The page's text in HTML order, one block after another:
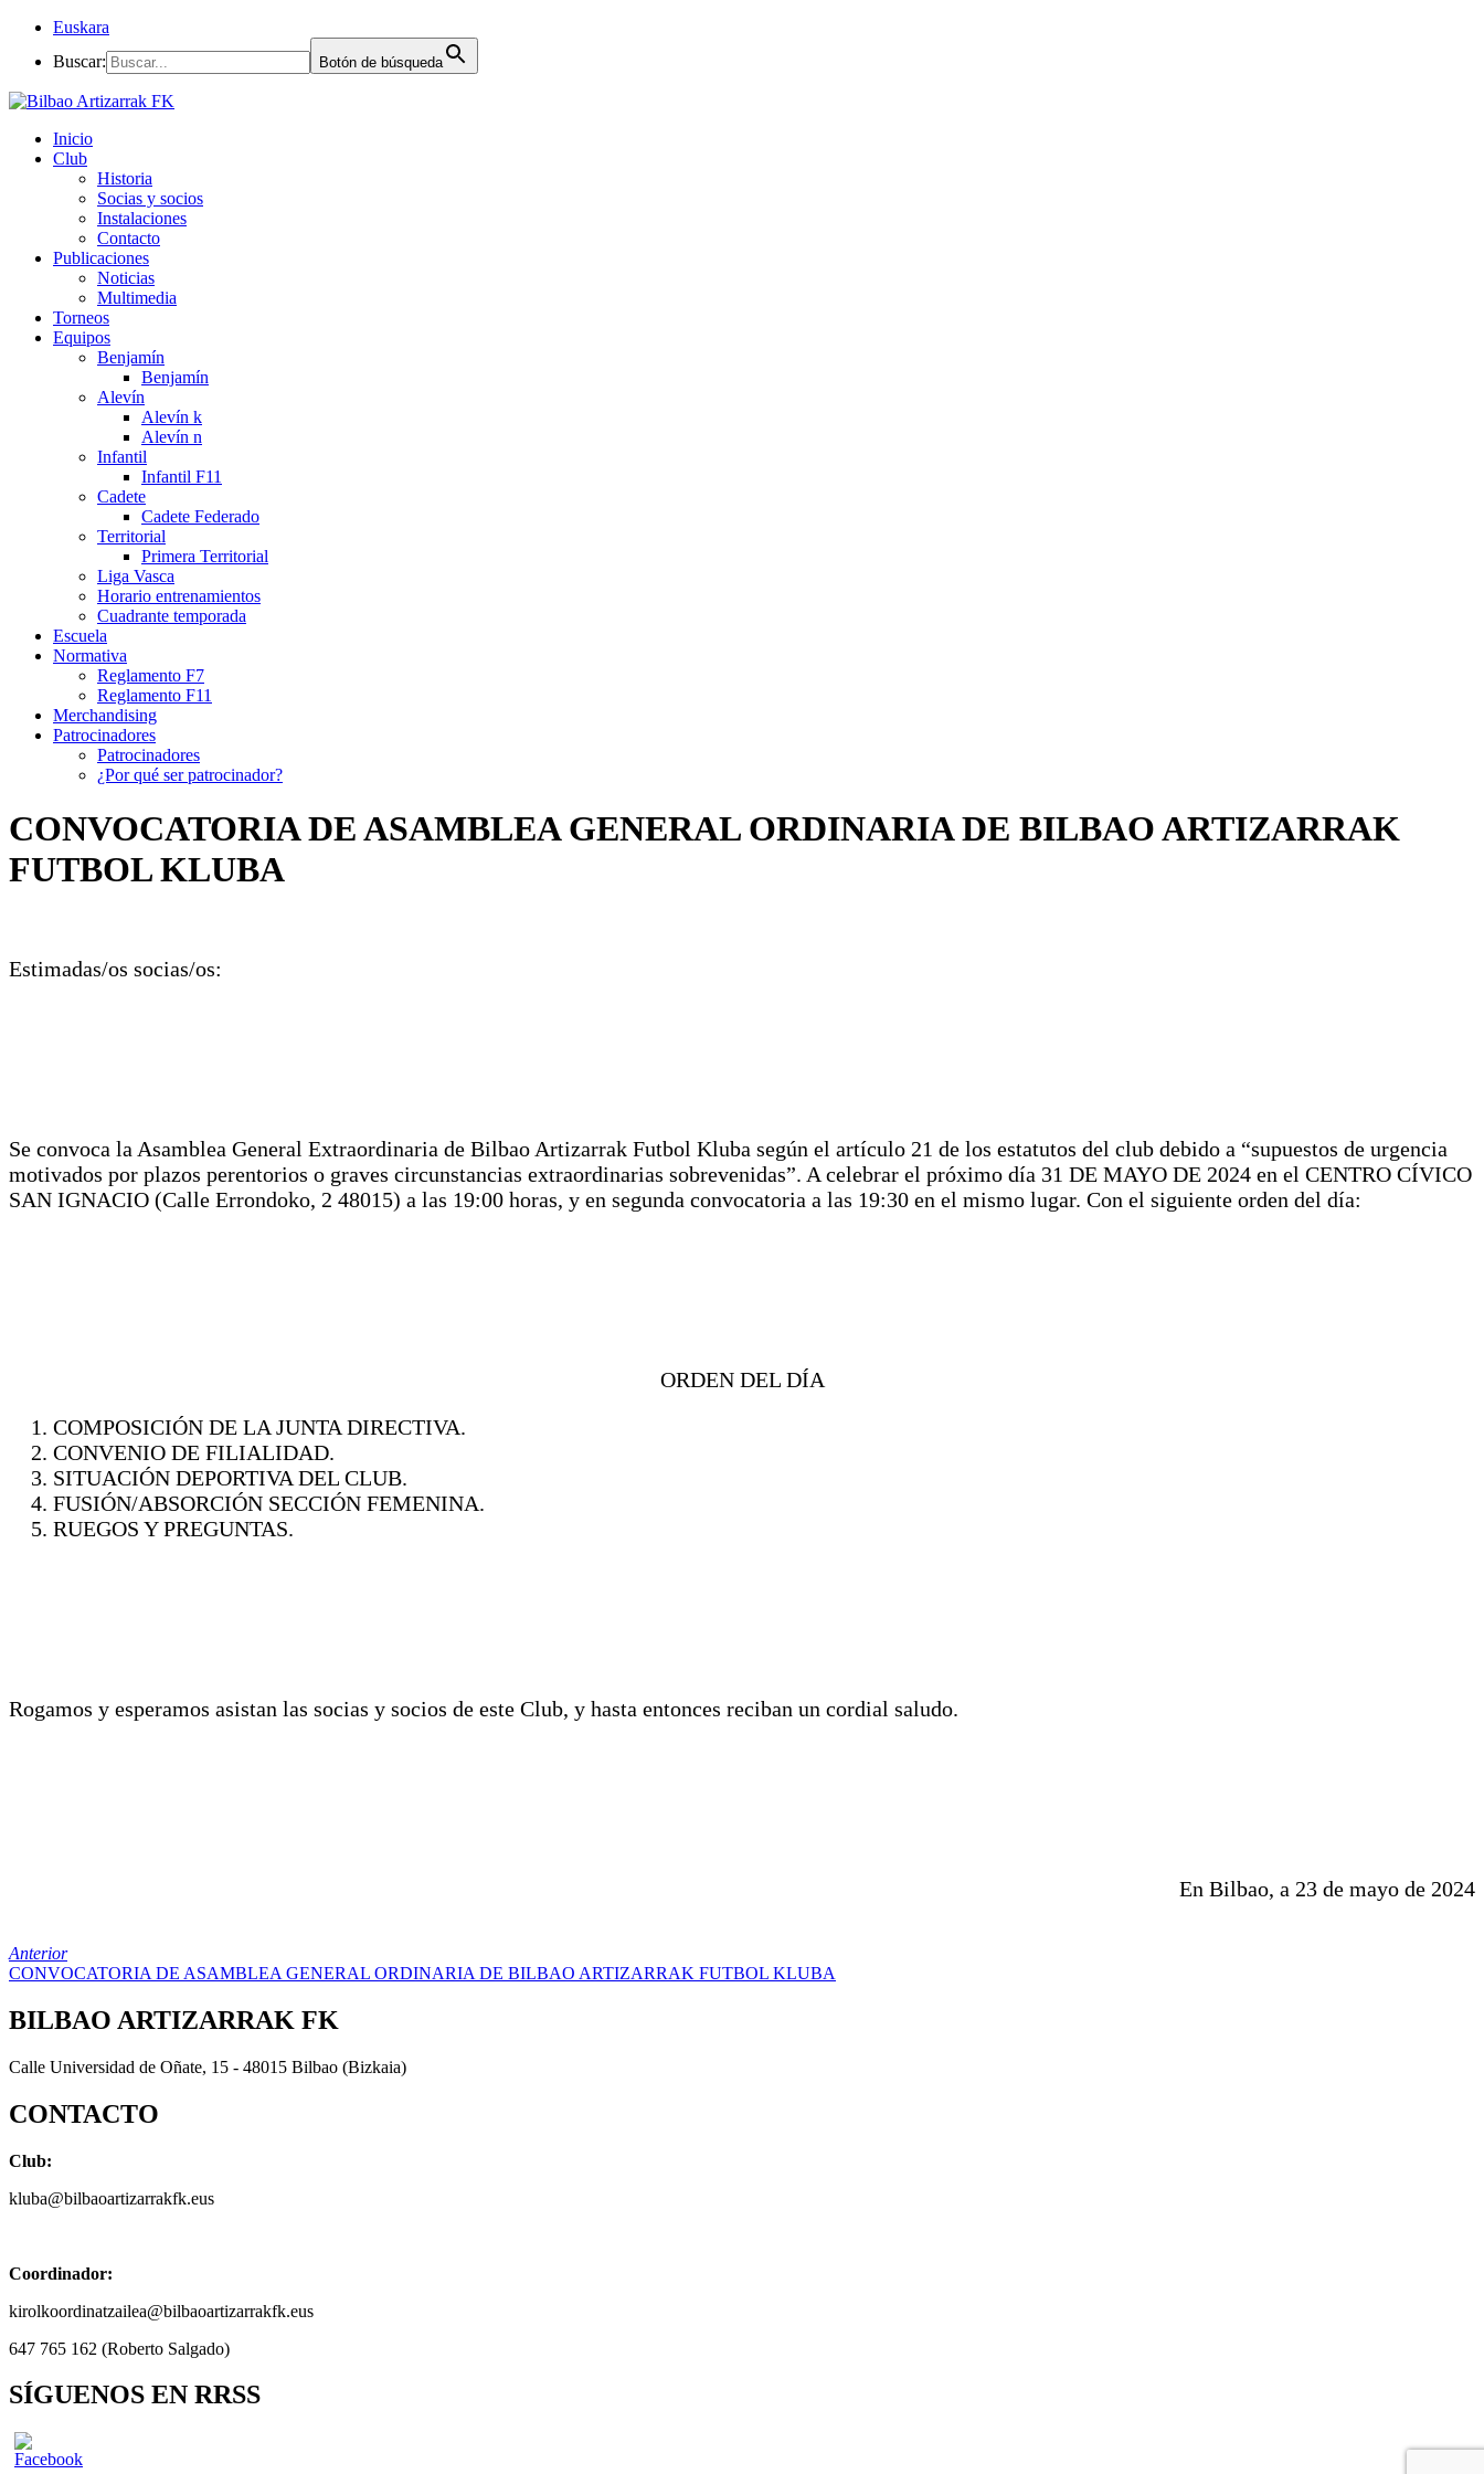
Euskara
Buscar:
Botón de búsqueda
Inicio
Club
Historia
Socias y socios
Instalaciones
Contacto
Publicaciones
Noticias
Multimedia
Torneos
Equipos
Benjamín
Benjamín
Alevín
Alevín k
Alevín n
Infantil
Infantil F11
Cadete
Cadete Federado
Territorial
Primera Territorial
Liga Vasca
Horario entrenamientos
Cuadrante temporada
Escuela
Normativa
Reglamento F7
Reglamento F11
Merchandising
Patrocinadores
Patrocinadores
¿Por qué ser patrocinador?
CONVOCATORIA DE ASAMBLEA GENERAL ORDINARIA DE BILBAO ARTIZARRAK
FUTBOL KLUBA
Estimadas/os socias/os:
Se convoca la Asamblea General Extraordinaria de Bilbao Artizarrak Futbol Kluba según el artículo 21 de los estatutos del club debido a “supuestos de urgencia
motivados por plazos perentorios o graves circunstancias extraordinarias sobrevenidas”. A celebrar el próximo día 31 DE MAYO DE 2024 en el CENTRO CÍVICO
SAN IGNACIO (Calle Errondoko, 2 48015) a las 19:00 horas, y en segunda convocatoria a las 19:30 en el mismo lugar. Con el siguiente orden del día:
ORDEN DEL DÍA
COMPOSICIÓN DE LA JUNTA DIRECTIVA.
CONVENIO DE FILIALIDAD.
SITUACIÓN DEPORTIVA DEL CLUB.
FUSIÓN/ABSORCIÓN SECCIÓN FEMENINA.
RUEGOS Y PREGUNTAS.
Rogamos y esperamos asistan las socias y socios de este Club, y hasta entonces reciban un cordial saludo.
En Bilbao, a 23 de mayo de 2024
Anterior
CONVOCATORIA DE ASAMBLEA GENERAL ORDINARIA DE BILBAO ARTIZARRAK FUTBOL KLUBA
BILBAO ARTIZARRAK FK
Calle Universidad de Oñate, 15 - 48015 Bilbao (Bizkaia)
CONTACTO
Club:
kluba@bilbaoartizarrakfk.eus
Coordinador:
kirolkoordinatzailea@bilbaoartizarrakfk.eus
647 765 162 (Roberto Salgado)
SÍGUENOS EN RRSS